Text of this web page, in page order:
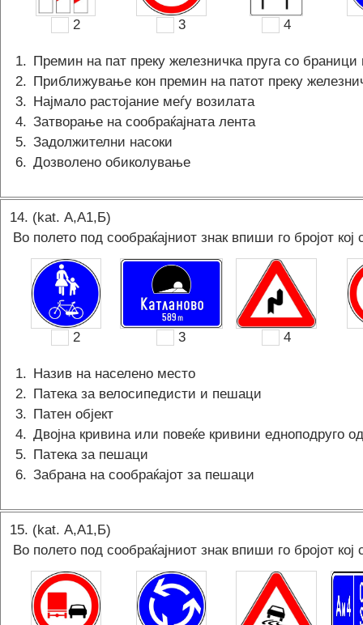
2 3 4
1. Премин на пат преку железничка пруга со
2. Приближување кон премин на патот преку
3. Најмало растојание мeѓу возилата
4. Затворање на сообраќајната лента
5. Задолжителни насоки
6. Дозволено обиколување
14. (kat. А,A1,Б)
Во полето под сообраќајниот знак впиши го бројот
2 3 4
1. Назив на населено место
2. Патека за велосипедисти и пешаци
3. Патен објект
4. Двојна кривина или повеќе кривини едноподруго
5. Патека за пешаци
6. Забрана на сообраќајот за пешаци
15. (kat. А,A1,Б)
Во полето под сообраќајниот знак впиши го бројот